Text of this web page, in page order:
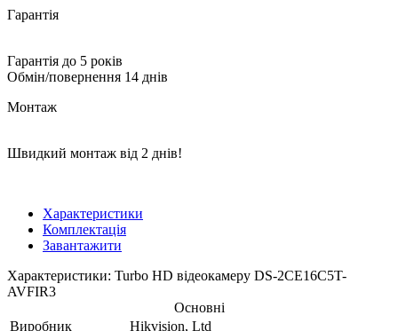
Гарантія
Гарантія до 5 років
Обмін/повернення 14 днів
Монтаж
Швидкий монтаж від 2 днів!
Характеристики
Комплектація
Завантажити
Характеристики: Turbo HD відеокамеру DS-2CE16C5T-
AVFIR3
Основні
Виробник
Hikvision, Ltd